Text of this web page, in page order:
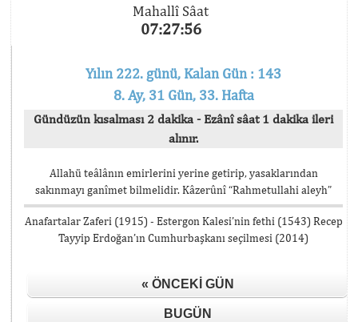
Mahallî Sâat
07:27:56
Yılın 222. günü, Kalan Gün : 143
8. Ay, 31 Gün, 33. Hafta
Gündüzün kısalması 2 dakika - Ezânî sâat 1 dakika ileri
alınır.
Allahü teâlânın emirlerini yerine getirip, yasaklarından
sakınmayı ganîmet bilmelidir. Kâzerûnî “Rahmetullahi aleyh”
Anafartalar Zaferi (1915) - Estergon Kalesi’nin fethi (1543) Recep
Tayyip Erdoğan’ın Cumhurbaşkanı seçilmesi (2014)
« ÖNCEKI GÜN
BUGÜN